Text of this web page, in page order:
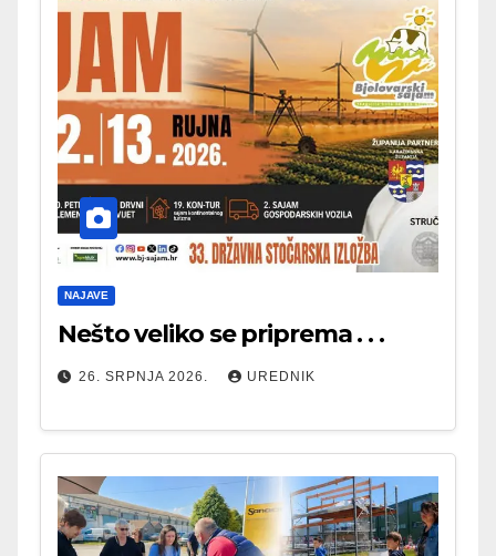
NAJAVE
Nešto veliko se priprema . . .
26. SRPNJA 2026. UREDNIK